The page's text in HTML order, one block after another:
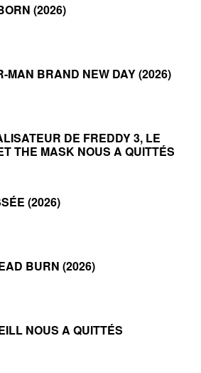
(2026)
MAN BRAND NEW DAY (2026)
DE FREDDY 3, LE
THE MASK NOUS A QUITTÉS
(2026)
BURN (2026)
NOUS A QUITTÉS